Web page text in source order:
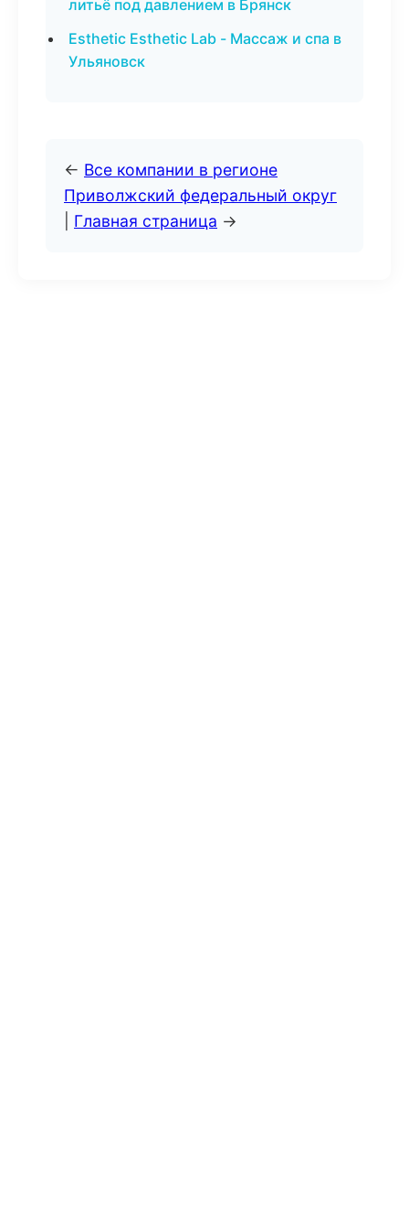
литьё под давлением в Брянск
Esthetic Esthetic Lab - Массаж и спа в
Ульяновск
← Все компании в регионе
Приволжский федеральный округ
Главная страница →